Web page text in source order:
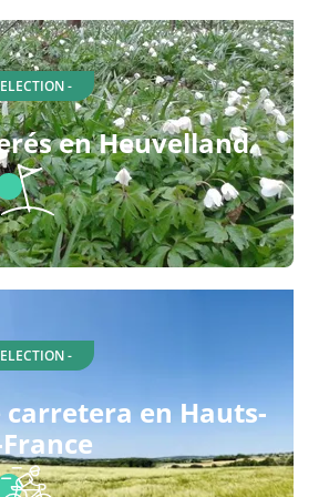
-
en Heuvelland
-
carretera en Hauts-